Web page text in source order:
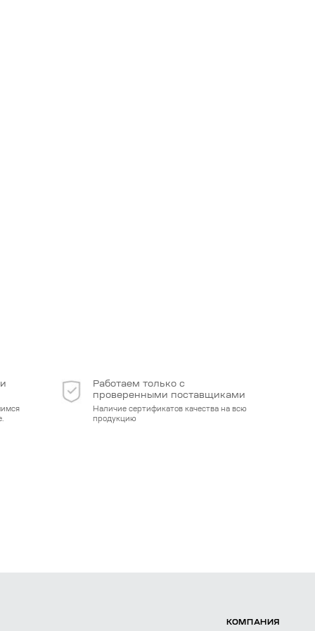
Работаем только с
проверенными поставщиками
Наличие сертификатов качества на всю
продукцию
КОМПАНИЯ